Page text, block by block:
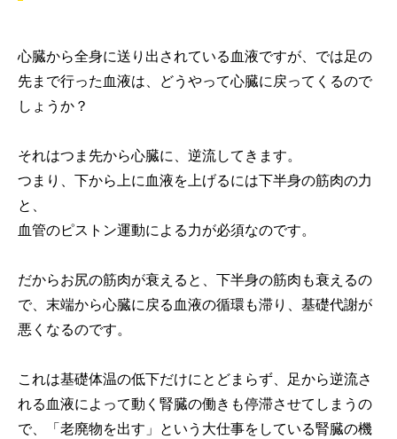
心臓から全身に送り出されている血液ですが、では足の
先まで行った血液は、どうやって心臓に戻ってくるので
しょうか？
それはつま先から心臓に、逆流してきます。
つまり、下から上に血液を上げるには下半身の筋肉の力
と、
血管のピストン運動による力が必須なのです。
だからお尻の筋肉が衰えると、下半身の筋肉も衰えるの
で、末端から心臓に戻る血液の循環も滞り、基礎代謝が
悪くなるのです。
これは基礎体温の低下だけにとどまらず、足から逆流さ
れる血液によって動く腎臓の働きも停滞させてしまうの
で、「老廃物を出す」という大仕事をしている腎臓の機